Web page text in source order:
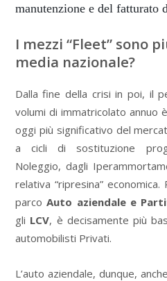
manutenzione e del fatturato
I mezzi “Fleet” sono
media nazionale?
Dalla fine della crisi in poi, il
volumi di immatricolato annuo
oggi più significativo del
a cicli di sostituzione
Noleggio, dagli
relativa “ripresina”
parcoAuto aziendale e
gli LCV, è decisamente più
automobilisti Privati.
L’auto aziendale, dunque,